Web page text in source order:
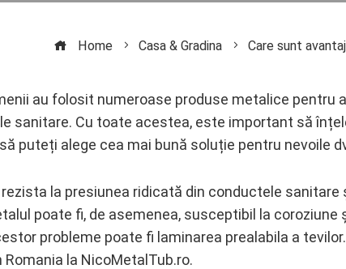
Home Casa & Gradina Care sunt
au folosit numeroase produse metalice pentru
sanitare. Cu toate acestea, este important să
puteți alege cea mai bună soluție pentru nevoile
la presiunea ridicată din conductele sanitare
poate fi, de asemenea, susceptibil la coroziune
probleme poate fi laminarea prealabila a tevilor.
la NicoMetalTub.ro.